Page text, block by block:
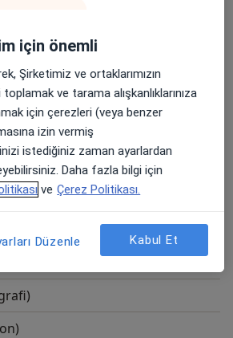
Taraması(Bt)
Kapakçıkları Hastalıkları
için önemli
Şirketimiz ve ortaklarımızın
ve tarama alışkanlıklarınıza
için çerezleri (veya benzer
izin vermiş
istediğiniz zaman ayarlardan
Daha fazla bilgi için
ve Çerez Politikası.
Düzenle Kabul Et